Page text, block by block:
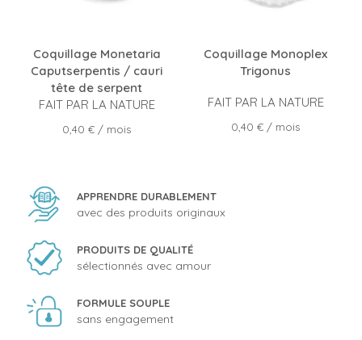
Coquillage Monetaria
Caputserpentis / cauri
tête de serpent
FAIT PAR LA NATURE
Prix
0,40 € / mois
Coquillage Monoplex
Trigonus
FAIT PAR LA NATURE
Prix
0,40 € / mois
APPRENDRE DURABLEMENT
avec des produits originaux
PRODUITS DE QUALITÉ
sélectionnés avec amour
FORMULE SOUPLE
sans engagement